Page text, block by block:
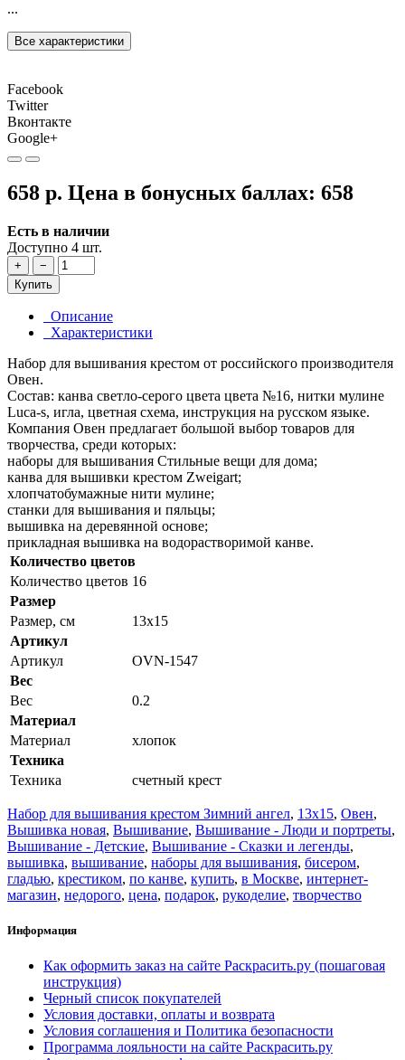
...
Все характеристики
Facebook
Twitter
Вконтакте
Google+
658 р. Цена в бонусных баллах: 658
Есть в наличии
Доступно 4 шт.
+
−
Купить
Описание
Характеристики
Набор для вышивания крестом от российского производителя
Овен.
Состав: канва светло-серого цвета цвета №16, нитки мулине
Luca-s, игла, цветная схема, инструкция на русском языке.
Компания Овен предлагает большой выбор товаров для
творчества, среди которых:
наборы для вышивания Стильные вещи для дома;
канва для вышивки крестом Zweigart;
хлопчатобумажные нити мулине;
станки для вышивания и пяльцы;
вышивка на деревянной основе;
прикладная вышивка на водорастворимой канве.
Количество цветов
Количество цветов 16
Размер
Размер, см
13x15
Артикул
Артикул
OVN-1547
Вес
Вес
0.2
Материал
Материал
хлопок
Техника
Техника
счетный крест
Набор для вышивания крестом Зимний ангел, 13x15, Овен,
Вышивка новая, Вышивание, Вышивание - Люди и портреты,
Вышивание - Детские, Вышивание - Сказки и легенды,
вышивка, вышивание, наборы для вышивания, бисером,
гладью, крестиком, по канве, купить, в Москве, интернет-
магазин, недорого, цена, подарок, рукоделие, творчество
Информация
Как оформить заказ на сайте Раскрасить.ру (пошаговая
инструкция)
Черный список покупателей
Условия доставки, оплаты и возврата
Условия соглашения и Политика безопасности
Программа лояльности на сайте Раскрасить.ру